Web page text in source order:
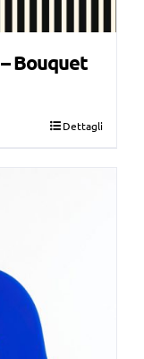
Bouquet
Dettagli